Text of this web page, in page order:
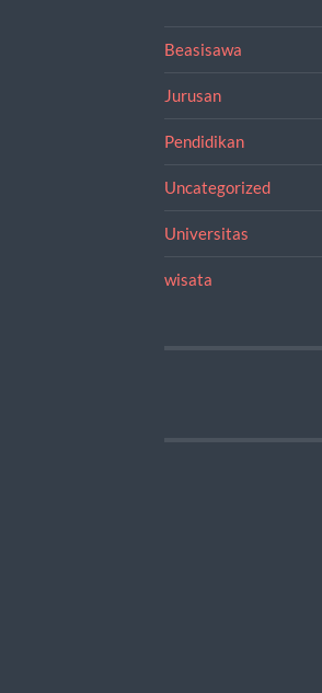
Beasisawa
Jurusan
Pendidikan
Uncategorized
Universitas
wisata